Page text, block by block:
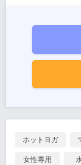
ホットヨガ
女性専用